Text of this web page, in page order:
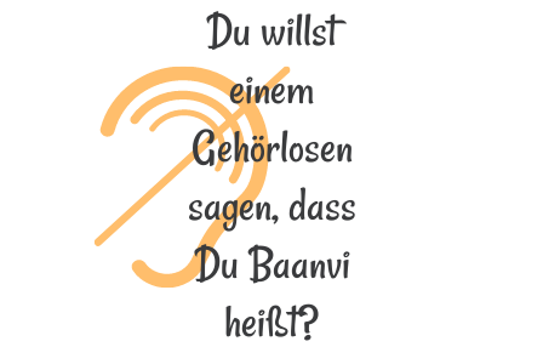
Du willst
einem
Gehörlosen
sagen, dass
Du Baanvi
heißt?